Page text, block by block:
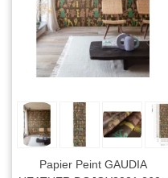
Papier Peint GAUDIA